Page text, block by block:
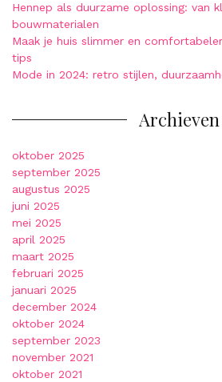
Hennep als duurzame oplossing: van
bouwmaterialen
Maak je huis slimmer en
tips
Mode in 2024: retro stijlen,
Archieven
oktober 2025
september 2025
augustus 2025
juni 2025
mei 2025
april 2025
maart 2025
februari 2025
januari 2025
december 2024
oktober 2024
september 2023
november 2021
oktober 2021